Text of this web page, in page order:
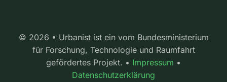
© 2026 • Urbanist ist ein vom Bundesministerium
für Forschung, Technologie und Raumfahrt
gefördertes Projekt. • Impressum •
Datenschutzerklärung